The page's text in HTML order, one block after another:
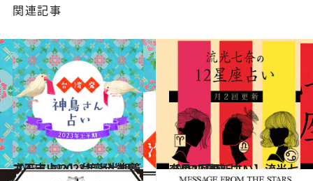
関連記事
2023.1.19
【干支占い】台湾発 神鳥さん占い 2023年上半期篇
占い 2026.7.29
【月2回更新占い】流光七奈の12星座占い
占い